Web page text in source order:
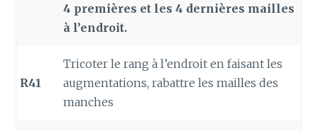
4 premières et les 4 dernières mailles
à l’endroit.
R41
Tricoter le rang à l’endroit en faisant les
augmentations, rabattre les mailles des
manches